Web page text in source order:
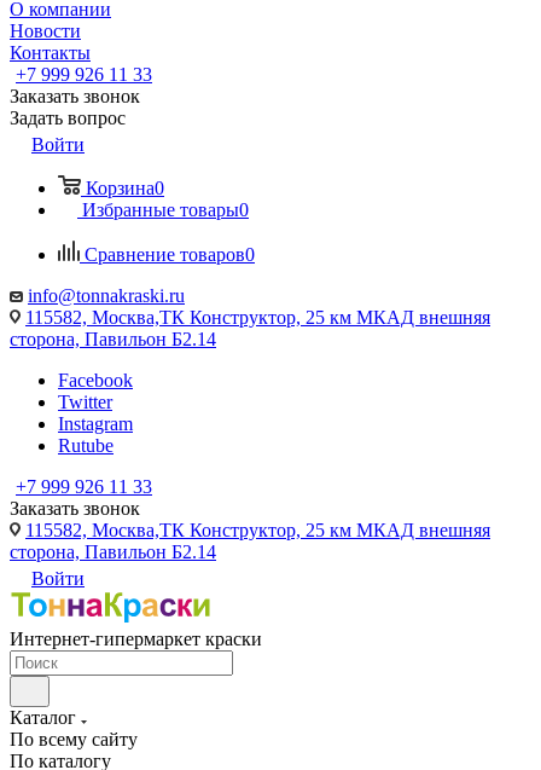
О компании
Новости
Контакты
+7 999 926 11 33
Заказать звонок
Задать вопрос
Войти
Корзина0
Избранные товары0
Сравнение товаров0
info@tonnakraski.ru
115582, Москва,ТК Конструктор, 25 км МКАД внешняя
сторона, Павильон Б2.14
Facebook
Twitter
Instagram
Rutube
+7 999 926 11 33
Заказать звонок
115582, Москва,ТК Конструктор, 25 км МКАД внешняя
сторона, Павильон Б2.14
Войти
Интернет-гипермаркет краски
Каталог
По всему сайту
По каталогу